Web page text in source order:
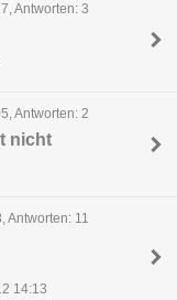
Antworten: 3
Antworten: 2
nicht
Antworten: 11
14:13